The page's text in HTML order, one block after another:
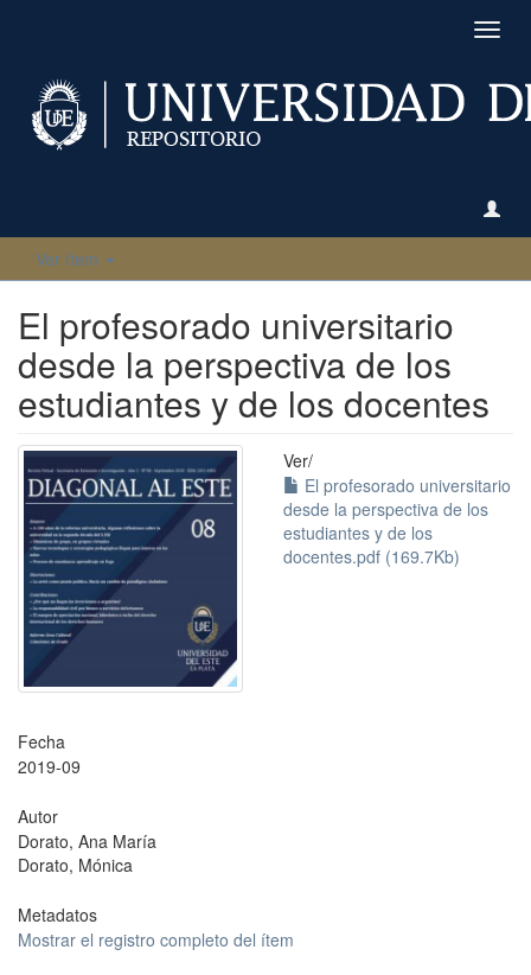
Ver ítem
El profesorado universitario
desde la perspectiva de los
estudiantes y de los docentes
Ver/
El profesorado universitario
desde la perspectiva de los
estudiantes y de los
docentes.pdf (169.7Kb)
Fecha
2019-09
Autor
Dorato, Ana María
Dorato, Mónica
Metadatos
Mostrar el registro completo del ítem